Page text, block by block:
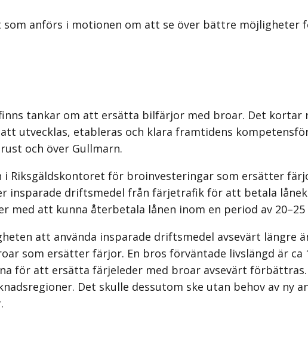
som anförs i motionen om att se över bättre
tankar om att ersätta bilfärjor med broar. Det
utvecklas, etableras och klara framtidens
och över Gullmarn.
i Riksgäldskontoret för broinvesteringar som ersätter
insparade driftsmedel från färjetrafik för att betala
med att kunna återbetala lånen inom en period av 20–25
att använda insparade driftsmedel avsevärt längre
som ersätter färjor. En bros förväntade livslängd är ca
för att ersätta färjeleder med broar avsevärt
Det skulle dessutom ske utan behov av